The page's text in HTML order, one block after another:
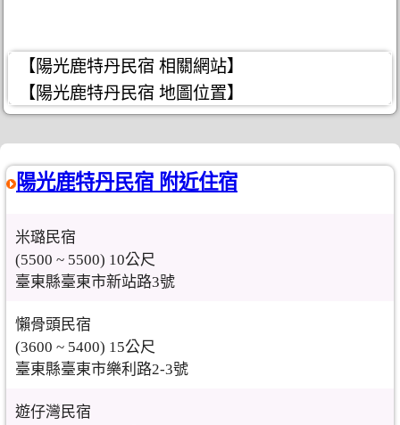
【陽光鹿特丹民宿 相關網站】
【陽光鹿特丹民宿 地圖位置】
陽光鹿特丹民宿 附近住宿
米璐民宿
(5500 ~ 5500) 10公尺
臺東縣臺東市新站路3號
懶骨頭民宿
(3600 ~ 5400) 15公尺
臺東縣臺東市樂利路2-3號
遊仔灣民宿